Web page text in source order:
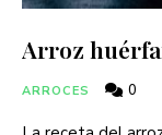
Arroz
ARROCES 0